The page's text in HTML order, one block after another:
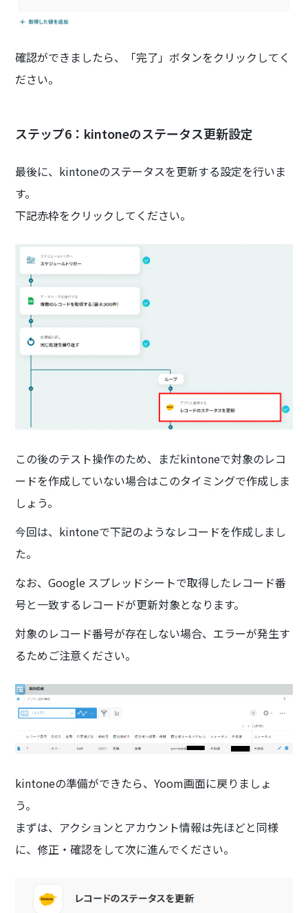
確認ができましたら、「完了」ボタンをクリックしてく
ださい。
ステップ6：kintoneのステータス更新設定
最後に、kintoneのステータスを更新する設定を行いま
す。
下記赤枠をクリックしてください。
この後のテスト操作のため、まだkintoneで対象のレコ
ードを作成していない場合はこのタイミングで作成しま
しょう。
今回は、kintoneで下記のようなレコードを作成しまし
た。
なお、Google スプレッドシートで取得したレコード番
号と一致するレコードが更新対象となります。
対象のレコード番号が存在しない場合、エラーが発生す
るためご注意ください。
kintoneの準備ができたら、Yoom画面に戻りましょ
う。
まずは、アクションとアカウント情報は先ほどと同様
に、修正・確認をして次に進んでください。